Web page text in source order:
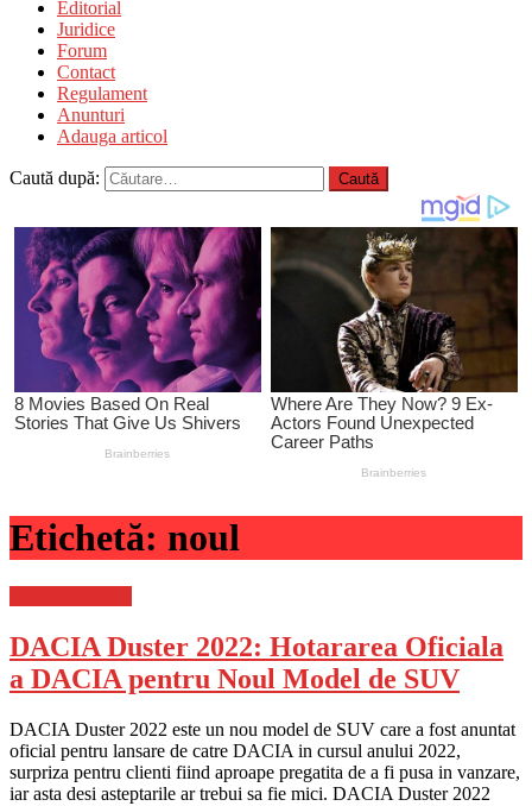
Editorial
Juridice
Forum
Contact
Regulament
Anunturi
Adauga articol
Caută după:
Etichetă: noul
DACIA Duster 2022: Hotararea Oficiala
a DACIA pentru Noul Model de SUV
DACIA Duster 2022 este un nou model de SUV care a fost anuntat
oficial pentru lansare de catre DACIA in cursul anului 2022,
surpriza pentru clienti fiind aproape pregatita de a fi pusa in vanzare,
iar asta desi asteptarile ar trebui sa fie mici. DACIA Duster 2022